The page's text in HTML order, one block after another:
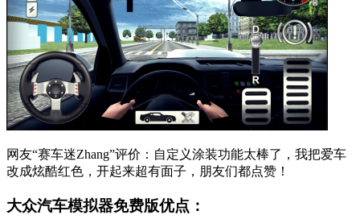
网友“赛车迷Zhang”评价：自定义涂装功能太棒了，我把爱车
改成炫酷红色，开起来超有面子，朋友们都点赞！
大众汽车模拟器免费版优点：